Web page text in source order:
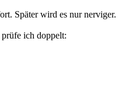
Später wird es nur nerviger.
ich doppelt: